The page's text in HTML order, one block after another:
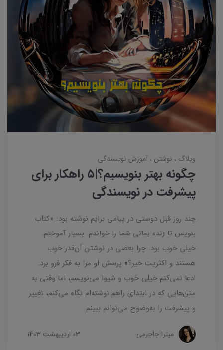
وبلاگ نوشتن آموزش نویسندگی
چگونه بهتر بنویسیم؟|۵ راهکار برای
پیشرفت در نویسندگی
چند روز قبل دوستی در پیامی برایم نوشته بود: «کتاب
بنویس تا زنده بمانی شما را خواندم. بسیار آموختم.
خیلی خوب بود. چرا بعضی در نوشتن آن‌قدر خوب
هستند و اکثریت خیر؟» پرسش او مرا به فکر فرو برد.
ادعا نمی‌کنم خیلی خوب و شیوا می‌نویسم، اما وقتی به
متن‌هایی که در ابتدای راهم نوشته‌ام نگاه می‌کنم، تغییر
و پیشرفت را به‌وضوح می‌توانم ببینم.
میترا جاجرمی 03 ارديبهشت 1403